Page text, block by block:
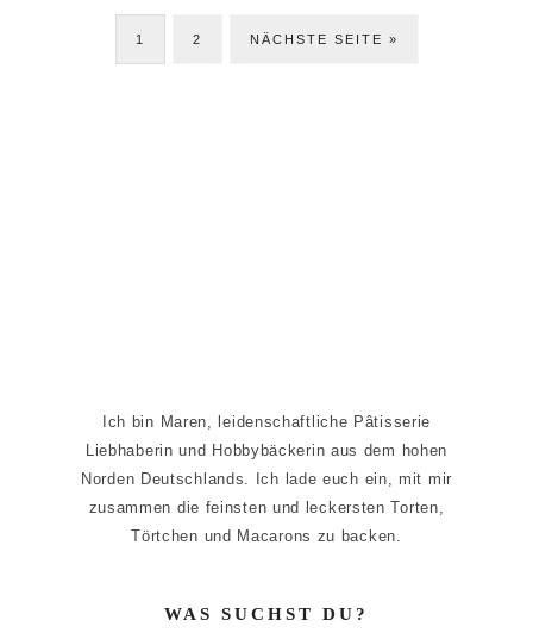
SEITE
1 SEITE
2 JETZT
NÄCHSTE SEITE »
Ich bin Maren, leidenschaftliche Pâtisserie
Liebhaberin und Hobbybäckerin aus dem hohen
Norden Deutschlands. Ich lade euch ein, mit mir
zusammen die feinsten und leckersten Torten,
Törtchen und Macarons zu backen.
WAS SUCHST DU?